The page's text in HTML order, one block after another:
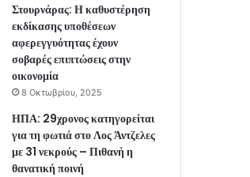
Στουρνάρας: Η καθυστέρηση
εκδίκασης υποθέσεων
αφερεγγυότητας έχουν
σοβαρές επιπτώσεις στην
οικονομία
8 Οκτωβρίου, 2025
ΗΠΑ: 29χρονος κατηγορείται
για τη φωτιά στο Λος Άντζελες
με 31 νεκρούς – Πιθανή η
θανατική ποινή